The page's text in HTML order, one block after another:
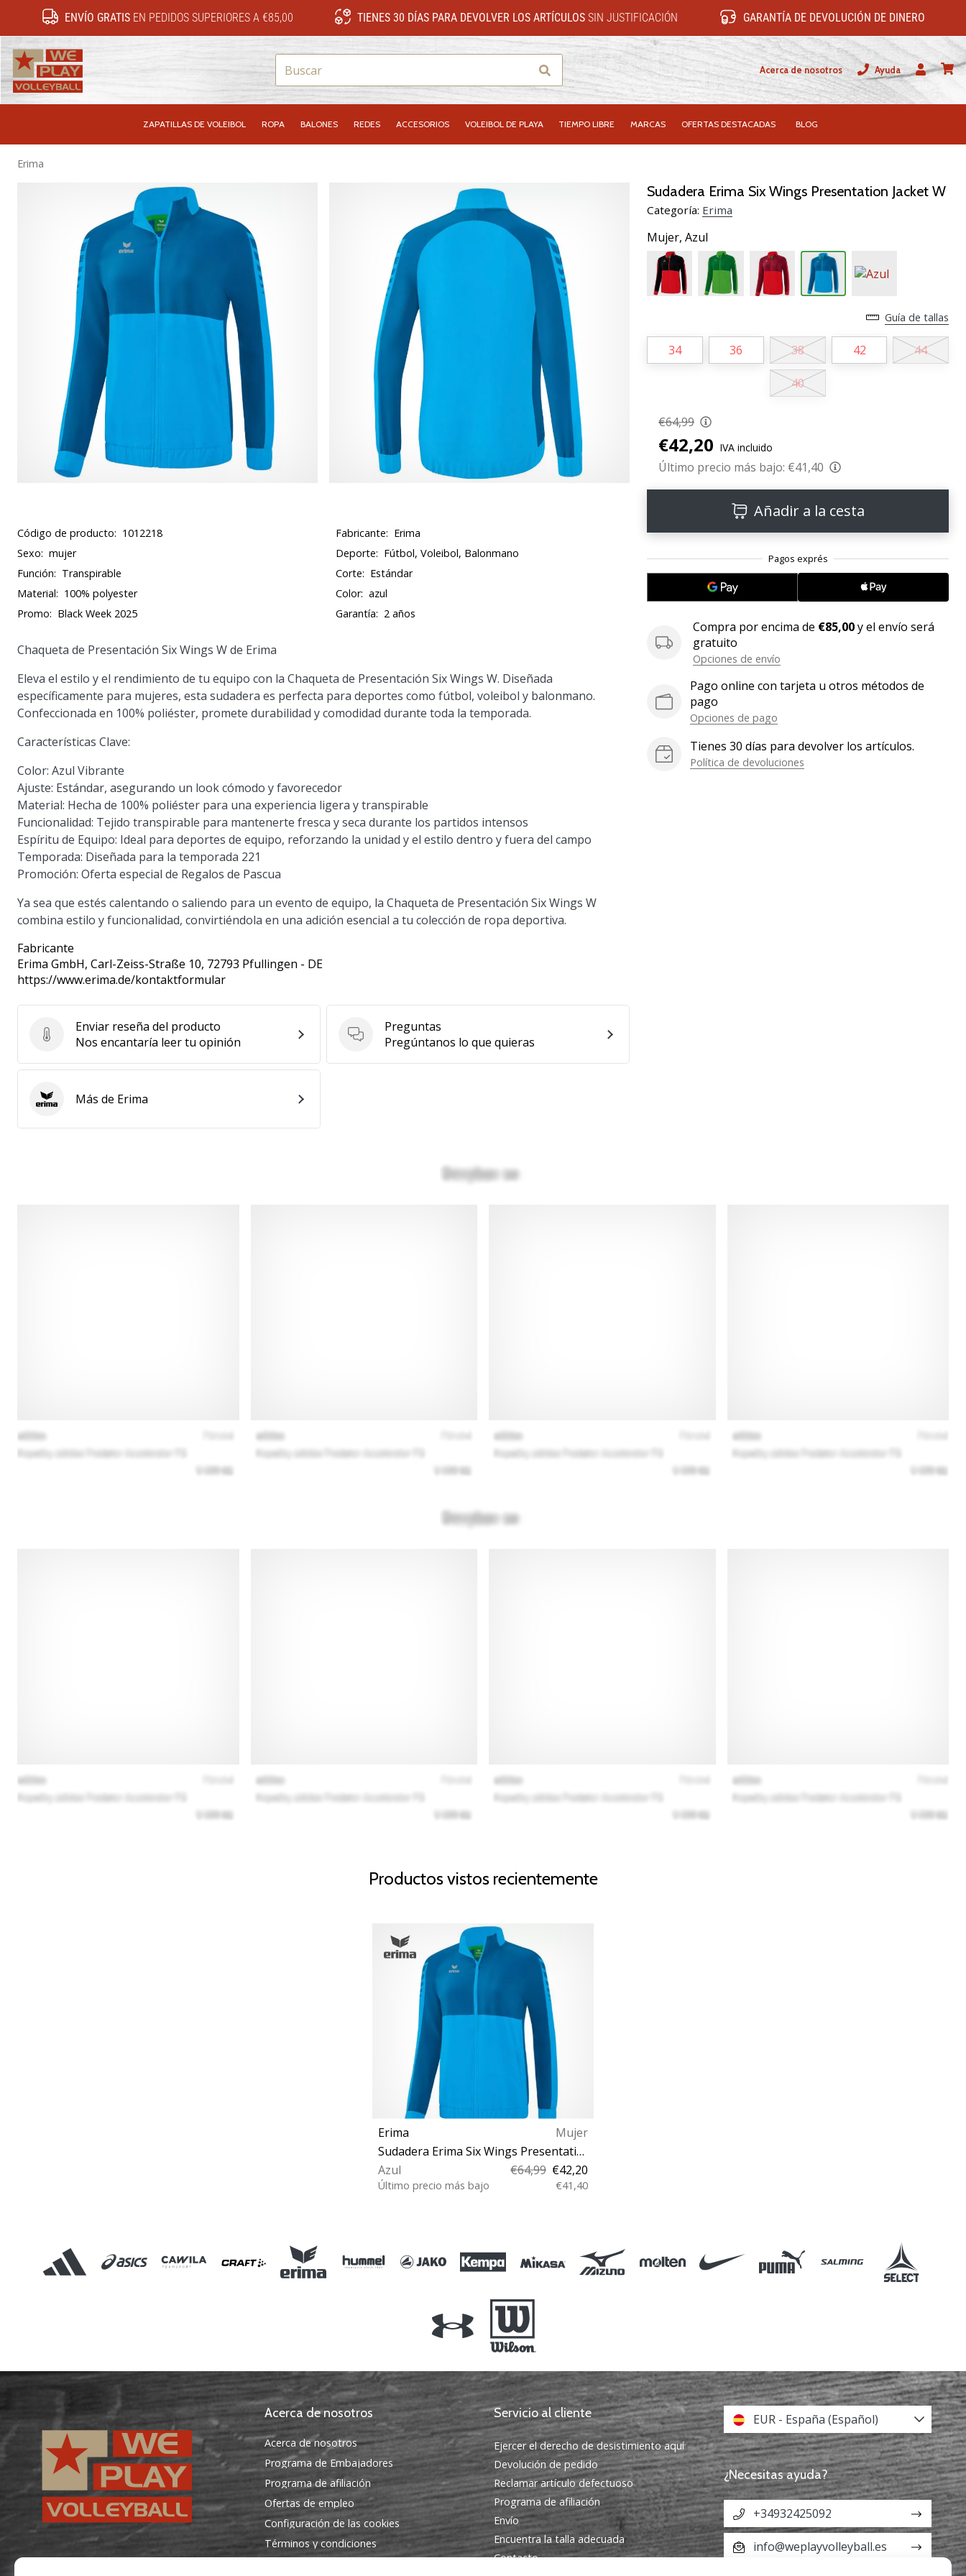
ENVÍO GRATISEN PEDIDOS SUPERIORES A €85,00 TIENES 30 DÍAS PARA DEVOLVER LOS ARTÍCULOS SIN JUSTIFICACIÓN GARANTÍA DE DEVOLUCIÓN DE DINERO
Buscar Acerca de nosotros
Ayuda
Usuario
ZAPATILLAS DE VOLEIBOL ROPA BALONES REDES ACCESORIOS VOLEIBOL DE PLAYA TIEMPO LIBRE MARCAS OFERTAS DESTACADAS BLOG
Erima
Sudadera Erima Six Wings Presentation Jacket W
Categoría: Erima
Mujer, Azul
Guía de tallas
34 36 38 42 44
40
€64,99
€42,20 IVA incluido
Último precio más bajo: €41,40
Añadir a la cesta
Compra por encima de €85,00y el envío será
gratuito
Opciones de envío
Pago online con tarjeta u otros métodos de
pago
Opciones de pago
Tienes 30 días para devolver los artículos.
Política de devoluciones
Código de producto: 1012218 Fabricante: Erima
Sexo: mujer Deporte: Fútbol, Voleibol, Balonmano
Función: Transpirable Corte: Estándar
Material: 100% polyester Color: azul
Promo: Black Week 2025 Garantía: 2 años
Chaqueta de Presentación Six Wings W de Erima
Eleva el estilo y el rendimiento de tu equipo con la Chaqueta de Presentación Six Wings W. Diseñada
específicamente para mujeres, esta sudadera es perfecta para deportes como fútbol, voleibol y balonmano.
Confeccionada en 100% poliéster, promete durabilidad y comodidad durante toda la temporada.
Características Clave:
Color: Azul Vibrante
Ajuste: Estándar, asegurando un look cómodo y favorecedor
Material: Hecha de 100% poliéster para una experiencia ligera y transpirable
Funcionalidad: Tejido transpirable para mantenerte fresca y seca durante los partidos intensos
Espíritu de Equipo: Ideal para deportes de equipo, reforzando la unidad y el estilo dentro y fuera del campo
Temporada: Diseñada para la temporada 221
Promoción: Oferta especial de Regalos de Pascua
Ya sea que estés calentando o saliendo para un evento de equipo, la Chaqueta de Presentación Six Wings W
combina estilo y funcionalidad, convirtiéndola en una adición esencial a tu colección de ropa deportiva.
Fabricante
Erima GmbH, Carl-Zeiss-Straße 10, 72793 Pfullingen - DE
https://www.erima.de/kontaktformular
Enviar reseña del producto
Enviar reseña del producto
Nos encantaría leer tu opinión
Preguntas
Preguntas
Pregúntanos lo que quieras
ErimaMás de Erima
Productos vistos recientemente
Erima
Mujer
Sudadera Erima Six Wings Presentation Jacket W
Azul
€64,99 €42,20
Último precio más bajo €41,40
Acerca de nosotros
Acerca de nosotros
Programa de Embajadores
Programa de afiliación
Ofertas de empleo
Configuración de las cookies
Términos y condiciones
Servicio al cliente
Ejercer el derecho de desistimiento aquí
Devolución de pedido
Reclamar artículo defectuoso
Programa de afiliación
Envío
Encuentra la talla adecuada
Contacto
EUR - España (Español)
¿Necesitas ayuda?
+34932425092
info@weplayvolleyball.es